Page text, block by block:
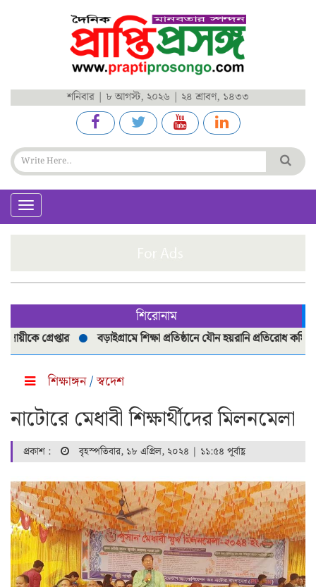
শনিবার | ৮ আগস্ট, ২০২৬ | ২৪ শ্রাবণ, ১৪৩৩
Toggle
navigation
শিরোনাম
গ্রেপ্তার বড়াইগ্রামে শিক্ষা প্রতিষ্ঠানে যৌন হয়রানি প্রতিরোধ কমিটি
শিক্ষাঙ্গন/স্বদেশ
নাটোরে মেধাবী শিক্ষার্থীদের মিলনমেলা
প্রকাশ : বৃহস্পতিবার, ১৮ এপ্রিল, ২০২৪ | ১১:৫৪ পূর্বাহ্ণ